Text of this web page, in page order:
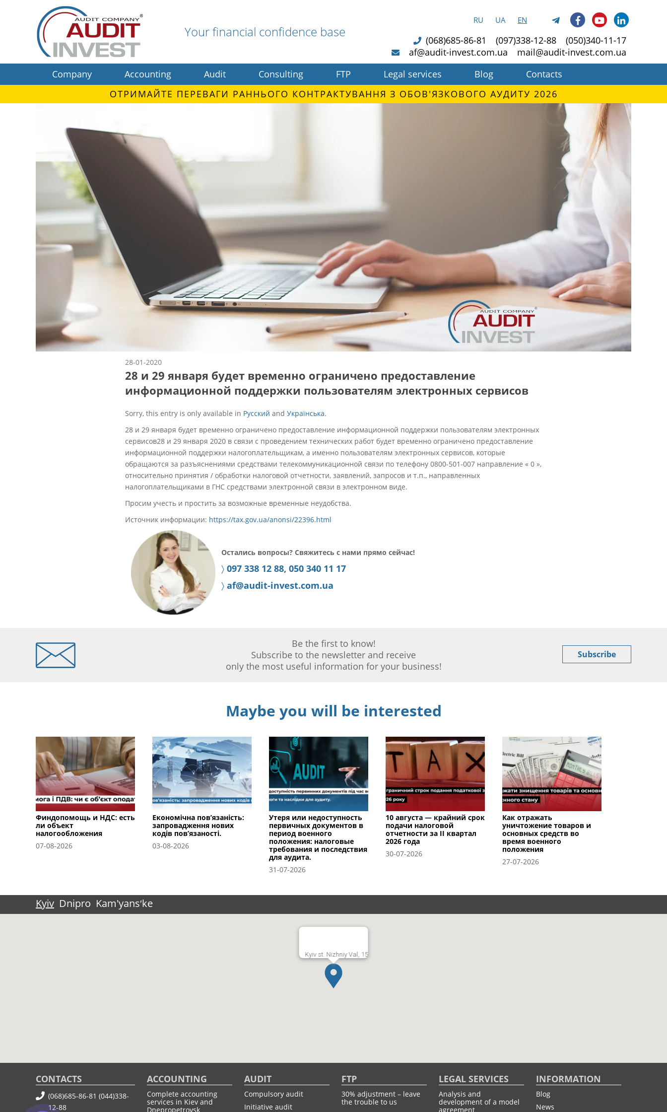
Your financial confidence base
RU UA EN
(068)685-86-81 (097)338-12-88
(050)340-11-17
af@audit-invest.com.ua
mail@audit-invest.com.ua
Company
Accounting Audit Consulting FTP Legal services Blog
Contacts
ОТРИМАЙТЕ ПЕРЕВАГИ РАННЬОГО КОНТРАКТУВАННЯ З ОБОВ'ЯЗКОВОГО АУДИТУ 2026
28-01-2020
28 и 29 января будет временно ограничено предоставление
информационной поддержки пользователям электронных сервисов
Sorry, this entry is only available in Русский and Українська.
28 и 29 января будет временно ограничено предоставление информационной поддержки пользователям электронных
сервисов28 и 29 января 2020 в связи с проведением технических работ будет временно ограничено предоставление
информационной поддержки налогоплательщикам, а именно пользователям электронных сервисов, которые
обращаются за разъяснениями средствами телекоммуникационной связи по телефону 0800-501-007 направление « 0 »,
относительно принятия / обработки налоговой отчетности, заявлений, запросов и т.п., направленных
налогоплательщиками в ГНС средствами электронной связи в электронном виде.
Просим учесть и простить за возможные временные неудобства.
Источник информации: https://tax.gov.ua/anonsi/22396.html
Остались вопросы? Свяжитесь с нами прямо сейчас!
〉 097 338 12 88, 050 340 11 17
〉 af@audit-invest.com.ua
Be the first to know!
Subscribe to the newsletter and receive
only the most useful information for your business!
Subscribe
Maybe you will be interested
Финдопомощь и НДС: есть
ли объект
налогообложения
07-08-2026
Економічна пов’язаність:
запровадження нових
кодів пов’язаності.
03-08-2026
Утеря или недоступность
первичных документов в
период военного
положения: налоговые
требования и последствия
для аудита.
31-07-2026
10 августа — крайний срок
подачи налоговой
отчетности за II квартал
2026 года
30-07-2026
Как отражать
уничтожение товаров и
основных средств во
время военного
положения
27-07-2026
Kyiv Dnipro Kam'yansʹke
Kyiv st. Nizhniy Val, 15
CONTACTS
(068)685-86-81 (044)338-
12-88
ACCOUNTING
Complete accounting
services in Kiev and
Dnepropetrovsk
AUDIT
Compulsory audit
Initiative audit
FTP
30% adjustment – leave
the trouble to us
LEGAL SERVICES
Analysis and
development of a model
agreement
INFORMATION
Blog
News